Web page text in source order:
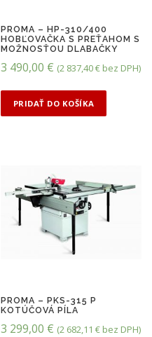
PROMA – HP-310/400
HOBĽOVAČKA S PREŤAHOM S
MOŽNOSŤOU DLABAČKY
3 490,00 € (2 837,40€ bez DPH)
PRIDAŤ DO KOŠÍKA
PROMA – PKS-315 P
KOTÚČOVÁ PÍLA
3 299,00 € (2 682,11€ bez DPH)